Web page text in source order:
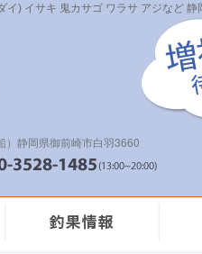
イ) イサキ 鬼カサゴ ワラサ アジなど
）静岡県御前崎市白羽3660